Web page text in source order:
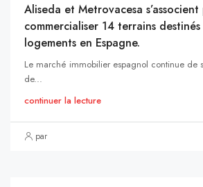
Aliseda et Metrovacesa
commercialiser 14 terrains
logements en Espagne.
Le marché immobilier espagnol continue de
de...
continuer la lecture
par